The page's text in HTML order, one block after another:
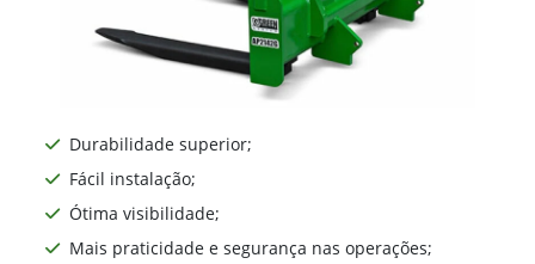
Durabilidade superior;
Fácil instalação;
Ótima visibilidade;
Mais praticidade e segurança nas operações;